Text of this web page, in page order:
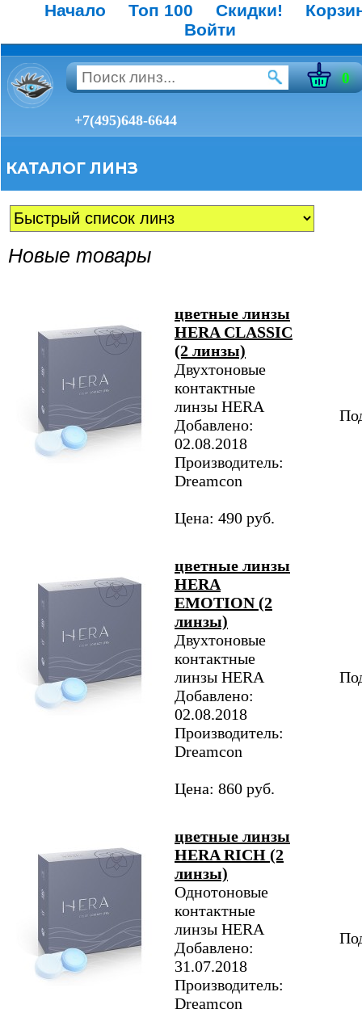
Начало Топ 100 Скидки!
Войти
0
+7(495)648-6644
КАТАЛОГ ЛИНЗ
Новые товары
цветные линзы
HERA CLASSIC
(2 линзы)
Двухтоновые
контактные
линзы HERA
Добавлено:
02.08.2018
Производитель:
Dreamcon
Цена: 490 руб.
цветные линзы
HERA
EMOTION (2
линзы)
Двухтоновые
контактные
линзы HERA
Добавлено:
02.08.2018
Производитель:
Dreamcon
Цена: 860 руб.
цветные линзы
HERA RICH (2
линзы)
Однотоновые
контактные
линзы HERA
Добавлено:
31.07.2018
Производитель:
Dreamcon